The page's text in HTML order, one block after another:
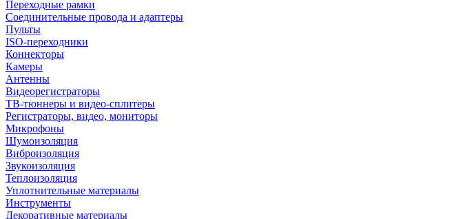
Переходные рамки
Соединительные провода и адаптеры
Пульты
ISO-переходники
Коннекторы
Камеры
Антенны
Видеорегистраторы
ТВ-тюннеры и видео-сплитеры
Регистраторы, видео, мониторы
Микрофоны
Шумоизоляция
Виброизоляция
Звукоизоляция
Теплоизоляция
Уплотнительные материалы
Инструменты
Декоративные материалы